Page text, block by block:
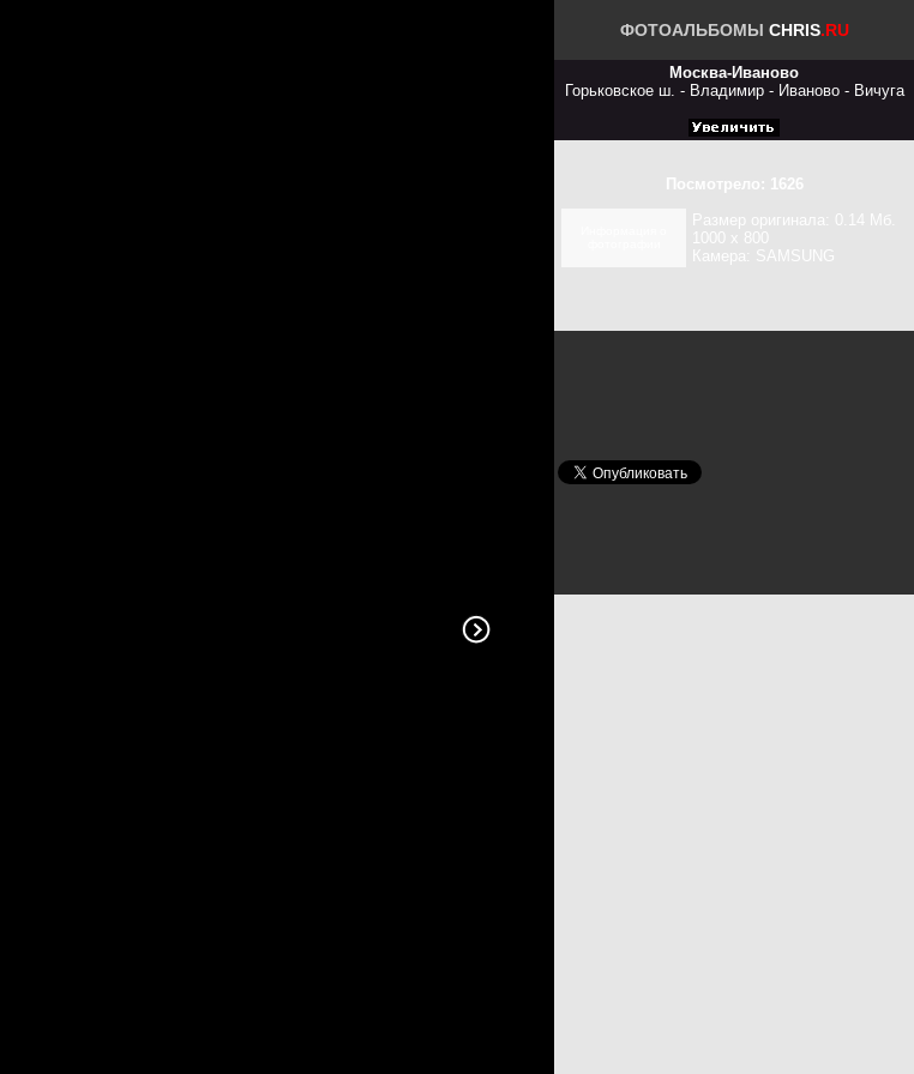
ФОТОАЛЬБОМЫ CHRIS.RU
Москва-Иваново
Горьковское ш. - Владимир - Иваново - Вичуга
Посмотрело: 1626
Размер оригинала: 0.14 Мб.
1000 x 800
Камера: SAMSUNG